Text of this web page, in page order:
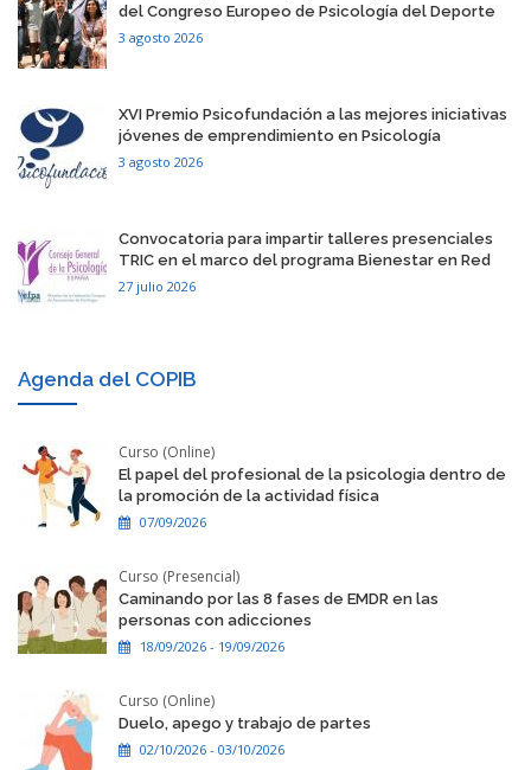
del Congreso Europeo de Psicología del Deporte
3 agosto 2026
​XVI Premio Psicofundación a las mejores iniciativas
jóvenes de emprendimiento en Psicología
3 agosto 2026
​Convocatoria para impartir talleres presenciales
TRIC en el marco del programa Bienestar en Red
27 julio 2026
Agenda del COPIB
Curso (Online)
El papel del profesional de la psicologia dentro de
la promoción de la actividad física
07/09/2026
Curso (Presencial)
Caminando por las 8 fases de EMDR en las
personas con adicciones
18/09/2026 - 19/09/2026
Curso (Online)
Duelo, apego y trabajo de partes
02/10/2026 - 03/10/2026